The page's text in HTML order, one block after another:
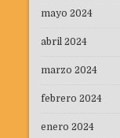
mayo 2024
abril 2024
marzo 2024
febrero 2024
enero 2024